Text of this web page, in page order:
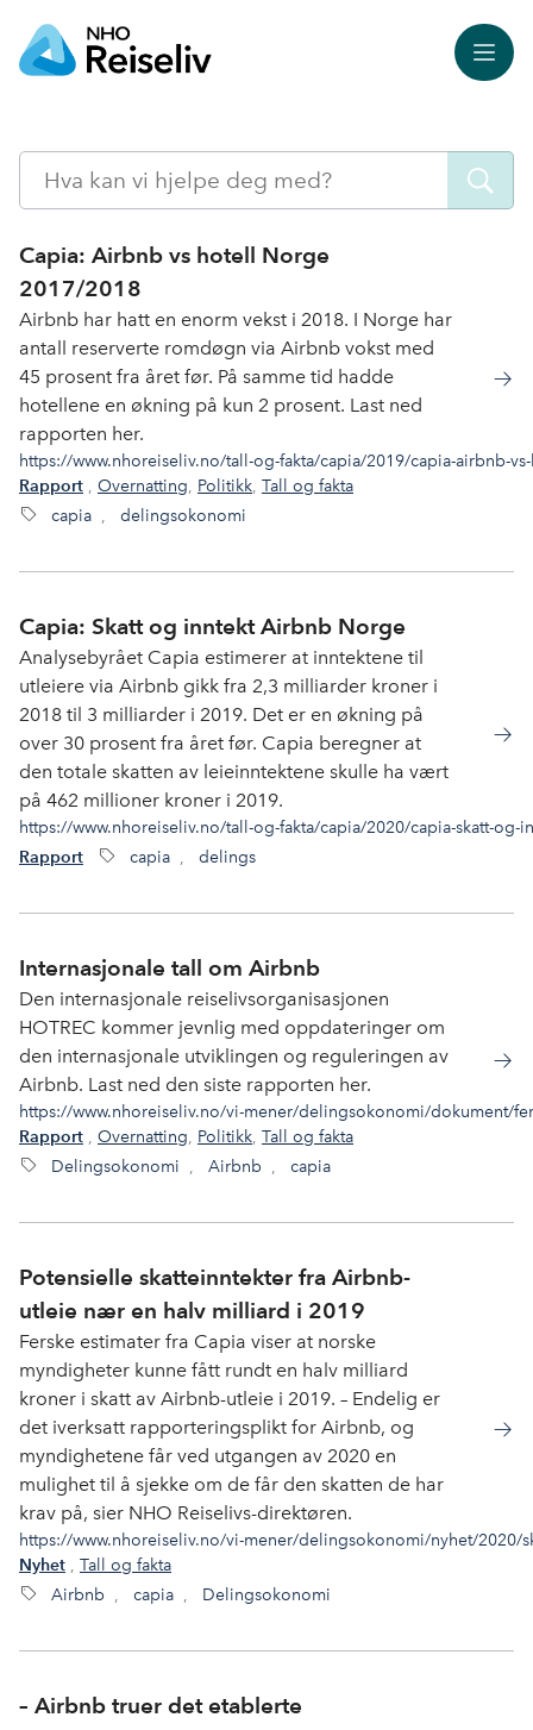
Meny
Søk
Capia: Airbnb vs hotell Norge
2017/2018
Airbnb har hatt en enorm vekst i 2018. I Norge har
antall reserverte romdøgn via Airbnb vokst med
45 prosent fra året før. På samme tid hadde
hotellene en økning på kun 2 prosent. Last ned
rapporten her.
https://www.nhoreiseliv.no/tall-og-fakta/capia/2019/capia-airbnb-
Rapport , Overnatting, Politikk, Tall og fakta
capia , delingsokonomi
Capia: Skatt og inntekt Airbnb Norge
Analysebyrået Capia estimerer at inntektene til
utleiere via Airbnb gikk fra 2,3 milliarder kroner i
2018 til 3 milliarder i 2019. Det er en økning på
over 30 prosent fra året før. Capia beregner at
den totale skatten av leieinntektene skulle ha vært
på 462 millioner kroner i 2019.
https://www.nhoreiseliv.no/tall-og-fakta/capia/2020/capia-skatt-og-
Rapport capia , delings
Internasjonale tall om Airbnb
Den internasjonale reiselivsorganisasjonen
HOTREC kommer jevnlig med oppdateringer om
den internasjonale utviklingen og reguleringen av
Airbnb. Last ned den siste rapporten her.
https://www.nhoreiseliv.no/vi-mener/delingsokonomi/dokument/
Rapport , Overnatting, Politikk, Tall og fakta
Delingsokonomi , Airbnb , capia
Potensielle skatteinntekter fra Airbnb-
utleie nær en halv milliard i 2019
Ferske estimater fra Capia viser at norske
myndigheter kunne fått rundt en halv milliard
kroner i skatt av Airbnb-utleie i 2019. – Endelig er
det iverksatt rapporteringsplikt for Airbnb, og
myndighetene får ved utgangen av 2020 en
mulighet til å sjekke om de får den skatten de har
krav på, sier NHO Reiselivs-direktøren.
https://www.nhoreiseliv.no/vi-mener/delingsokonomi/nyhet/2020/
Nyhet , Tall og fakta
Airbnb , capia , Delingsokonomi
– Airbnb truer det etablerte